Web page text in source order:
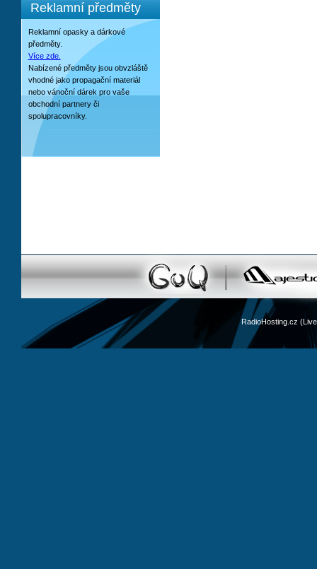
Reklamní předměty
Reklamní opasky a dárkové
předměty.
Více zde.
Nabízené předměty jsou obvzláště
vhodné jako propagační materiál
nebo vánoční dárek pro vaše
obchodní partnery či
spolupracovníky.
RadioHosting.cz